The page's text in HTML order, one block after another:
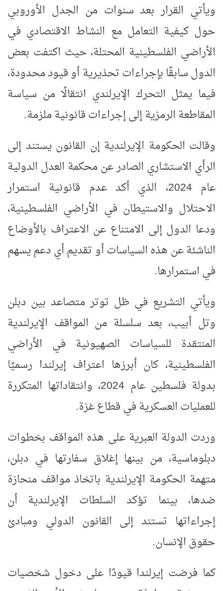
ويأتي القرار بعد سنوات من الجدل الأوروبي
حول كيفية التعامل مع النشاط الاقتصادي في
الأراضي الفلسطينية المحتلة، حيث اكتفت بعض
الدول سابقًا بإجراءات تحذيرية أو قيود محدودة،
فيما يمثل التحرك الإيرلندي انتقالًا من سياسة
المقاطعة الرمزية إلى إجراءات قانونية ملزمة.
وقالت الحكومة الإيرلندية إن القانون يستند إلى
الرأي الاستشاري الصادر عن محكمة العدل الدولية
عام 2024، الذي أكد عدم قانونية استمرار
الاحتلال والاستيطان في الأراضي الفلسطينية،
ودعا الدول إلى الامتناع عن الاعتراف بالأوضاع
الناشئة عن هذه السياسات أو تقديم أي دعم يسهم
في استمرارها.
ويأتي التشريع في ظل توتر متصاعد بين دبلن
وتل أبيب، بعد سلسلة من المواقف الإيرلندية
المنتقدة للسياسات الصهيونية في الأراضي
الفلسطينية، كان أبرزها اعتراف إيرلندا رسميًا
بدولة فلسطين عام 2024، وانتقاداتها المتكررة
للعمليات العسكرية في قطاع غزة.
وردت الدولة العبرية على هذه المواقف بخطوات
دبلوماسية، من بينها إغلاق سفارتها في دبلن،
متهمة الحكومة الإيرلندية باتخاذ مواقف منحازة
ضدها، بينما تؤكد السلطات الإيرلندية أن
إجراءاتها تستند إلى القانون الدولي ومبادئ
حقوق الإنسان.
كما فرضت إيرلندا قيودًا على دخول شخصيات